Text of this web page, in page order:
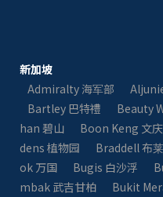
新加坡
Admiralty 海军部
Bartley 巴特禮
Beauty
han 碧山
Boon Keng 文庆
dens 植物园
Braddell 布
ok 万国
Bugis 白沙浮
mbak 武吉甘柏
Bukit